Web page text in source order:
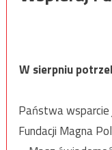
W sierpniu
Państwa wsparcie
Fundacji Magna